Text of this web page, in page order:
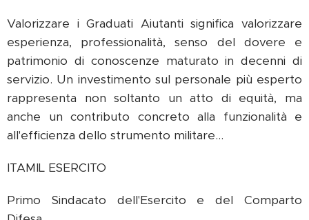
Valorizzare i Graduati Aiutanti significa valorizzare
esperienza, professionalità, senso del dovere e
patrimonio di conoscenze maturato in decenni di
servizio. Un investimento sul personale più esperto
rappresenta non soltanto un atto di equità, ma
anche un contributo concreto alla funzionalità e
all'efficienza dello strumento militare...
ITAMIL ESERCITO
Primo Sindacato dell'Esercito e del Comparto